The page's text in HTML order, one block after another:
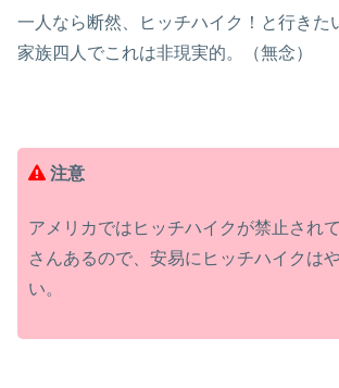
一人なら断然、ヒッチハイク！と行きた
家族四人でこれは非現実的。（無念）
注意
アメリカではヒッチハイクが禁止され
さんあるので、安易にヒッチハイクは
い。